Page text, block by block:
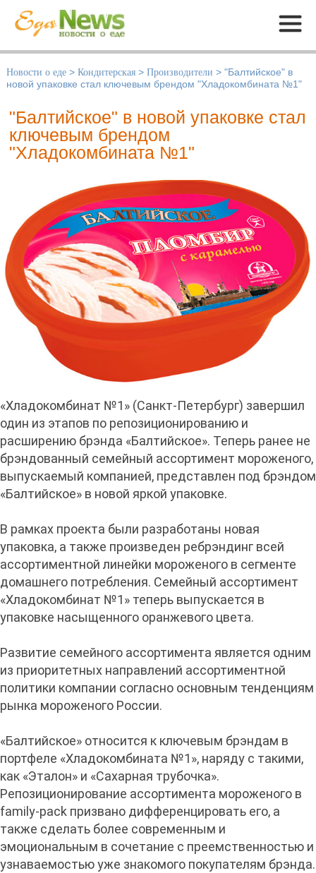
Меню
Новости о еде > Кондитерская > Производители > "Балтийское" в
новой упаковке стал ключевым брендом "Хладокомбината №1"
"Балтийское" в новой упаковке стал
ключевым брендом
"Хладокомбината №1"
«Хладокомбинат №1» (Санкт-Петербург) завершил
один из этапов по репозиционированию и
расширению брэнда «Балтийское». Теперь ранее не
брэндованный семейный ассортимент мороженого,
выпускаемый компанией, представлен под брэндом
«Балтийское» в новой яркой упаковке.
В рамках проекта были разработаны новая
упаковка, а также произведен ребрэндинг всей
ассортиментной линейки мороженого в сегменте
домашнего потребления. Семейный ассортимент
«Хладокомбинат №1» теперь выпускается в
упаковке насыщенного оранжевого цвета.
Развитие семейного ассортимента является одним
из приоритетных направлений ассортиментной
политики компании согласно основным тенденциям
рынка мороженого России.
«Балтийское» относится к ключевым брэндам в
портфеле «Хладокомбината №1», наряду с такими,
как «Эталон» и «Сахарная трубочка».
Репозиционирование ассортимента мороженого в
family-pack призвано дифференцировать его, а
также сделать более современным и
эмоциональным в сочетание с преемственностью и
узнаваемостью уже знакомого покупателям брэнда.